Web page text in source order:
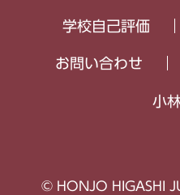
学校自己評価
お問い合わせ
小
© HONJO HIGASHI